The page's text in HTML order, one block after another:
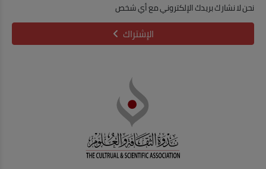
نحن لا نشارك بريدك الإلكتروني مع أي شخص
الإشتراك